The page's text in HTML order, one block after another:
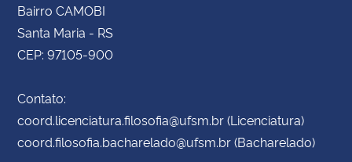
Bairro CAMOBI
Santa Maria - RS
CEP: 97105-900
Contato:
coord.licenciatura.filosofia@ufsm.br (Licenciatura)
coord.filosofia.bacharelado@ufsm.br (Bacharelado)